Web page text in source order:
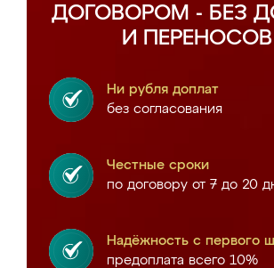
ДОГОВОРОМ - БЕЗ
И ПЕРЕНОСОВ
Ни рубля доплат
без согласования
Честные сроки
по договору от 7 до 20
Надёжность с первого
предоплата всего 10%